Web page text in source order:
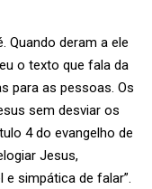
Quando deram a ele
o texto que fala da
para as pessoas. Os
sem desviar os
4 do evangelho de
Jesus,
simpática de falar”.